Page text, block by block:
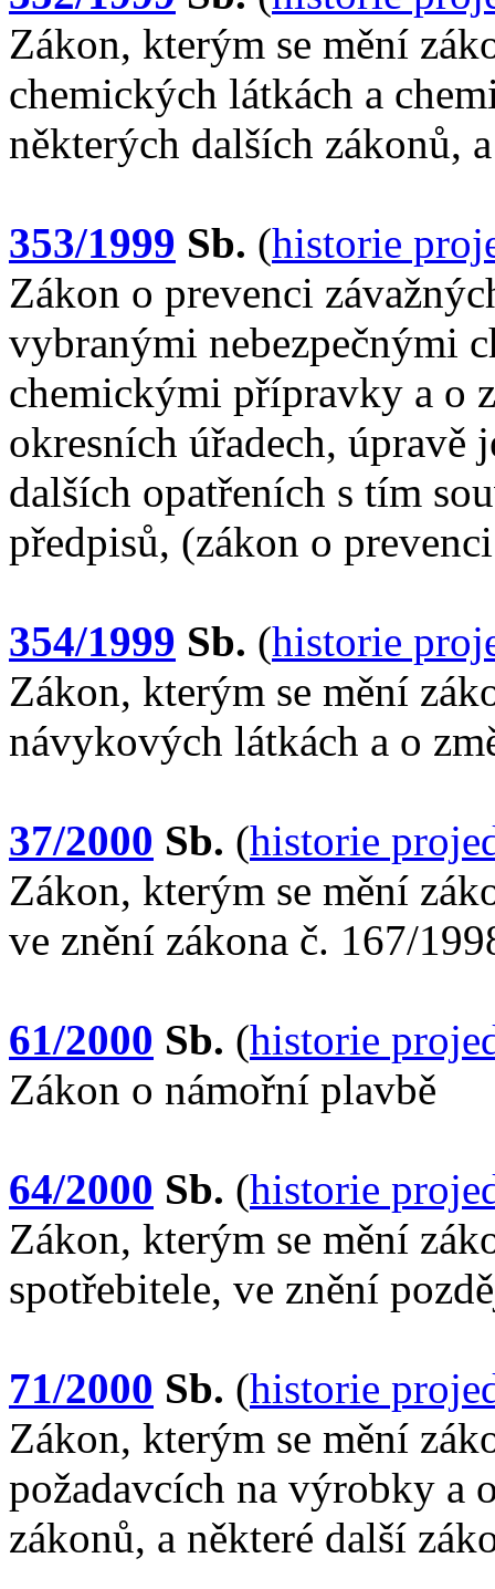
Zákon, kterým se mění
chemických látkách a
některých dalších zákonů,
353/1999 Sb. (historie
Zákon o prevenci
vybranými nebezpečnými
chemickými přípravky a o
okresních úřadech, úpravě
dalších opatřeních s tím
předpisů, (zákon o
354/1999 Sb. (historie
Zákon, kterým se mění
návykových látkách a o
37/2000 Sb. (historie
Zákon, kterým se mění
ve znění zákona č. 167/
61/2000 Sb. (historie
Zákon o námořní plavbě
64/2000 Sb. (historie
Zákon, kterým se mění
spotřebitele, ve znění
71/2000 Sb. (historie
Zákon, kterým se mění
požadavcích na výrobky a
zákonů, a některé další